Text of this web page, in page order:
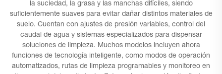
la suciedad, la grasa y las manchas difíciles, siendo
suficientemente suaves para evitar dañar distintos materiales de
suelo. Cuentan con ajustes de presión variables, control del
caudal de agua y sistemas especializados para dispensar
soluciones de limpieza. Muchos modelos incluyen ahora
funciones de tecnología inteligente, como modos de operación
automatizados, rutas de limpieza programables y monitoreo en